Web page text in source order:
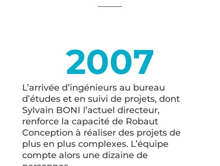
2007
L’arrivée d’ingénieurs au bureau
d’études et en suivi de projets, dont
Sylvain BONI l’actuel directeur,
renforce la capacité de Robaut
Conception à réaliser des projets de
plus en plus complexes. L’équipe
compte alors une dizaine de